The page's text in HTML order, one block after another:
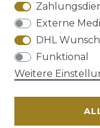
Externe
DHL
Funktional
Weitere